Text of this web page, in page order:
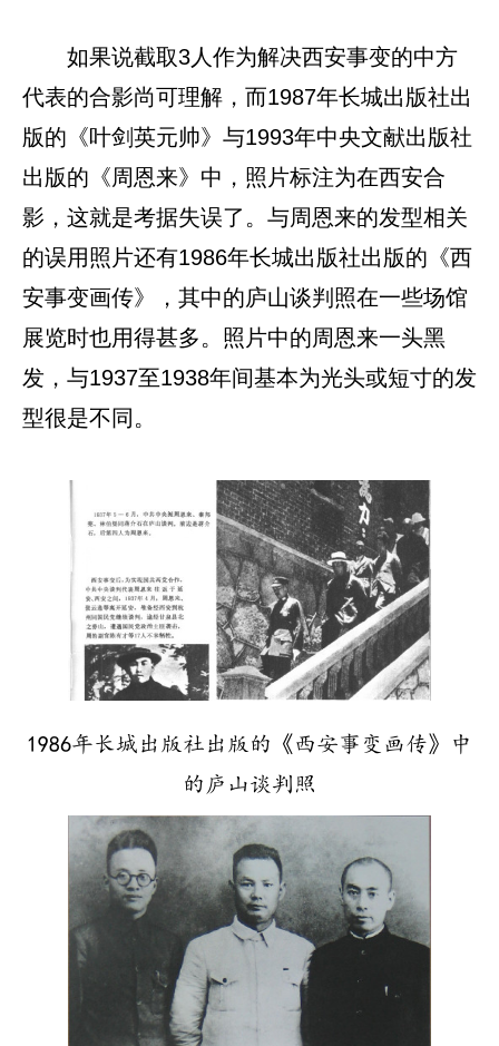
如果说截取3人作为解决西安事变的中方
代表的合影尚可理解，而1987年长城出版社出
版的《叶剑英元帅》与1993年中央文献出版社
出版的《周恩来》中，照片标注为在西安合
影，这就是考据失误了。与周恩来的发型相关
的误用照片还有1986年长城出版社出版的《西
安事变画传》，其中的庐山谈判照在一些场馆
展览时也用得甚多。照片中的周恩来一头黑
发，与1937至1938年间基本为光头或短寸的发
型很是不同。
1986年长城出版社出版的《西安事变画传》中
的庐山谈判照